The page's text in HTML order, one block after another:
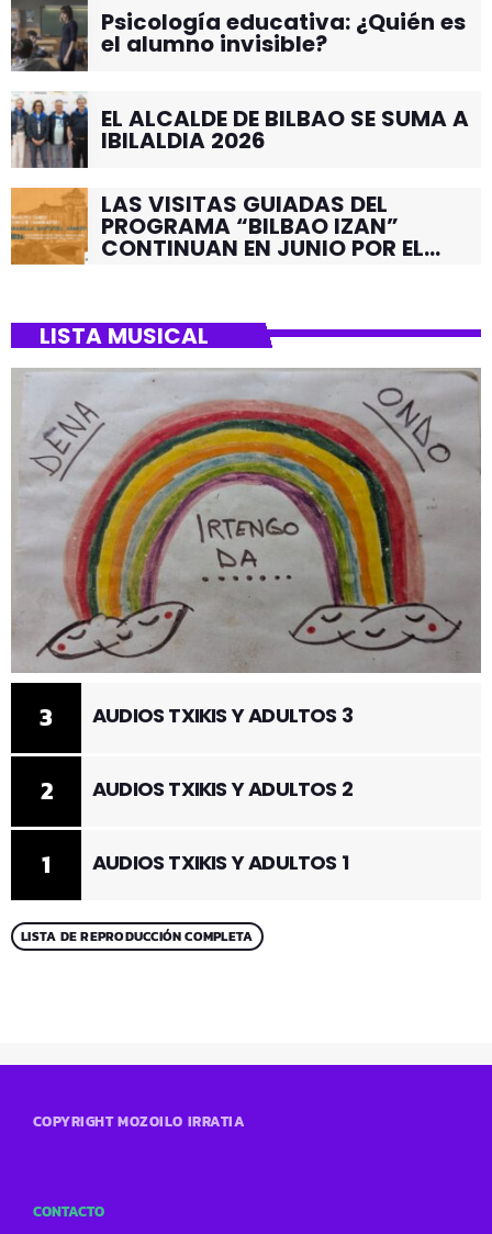
Psicología educativa: ¿Quién es
el alumno invisible?
EL ALCALDE DE BILBAO SE SUMA A
IBILALDIA 2026
LAS VISITAS GUIADAS DEL
PROGRAMA “BILBAO IZAN”
CONTINUAN EN JUNIO POR EL
LISTA MUSICAL
1 AUDIOS TXIKIS Y ADULTOS 1
2 AUDIOS TXIKIS Y ADULTOS 2
3 AUDIOS TXIKIS Y ADULTOS 3
LISTA DE REPRODUCCIÓN COMPLETA
COPYRIGHT MOZOILO IRRATIA
CONTACTO